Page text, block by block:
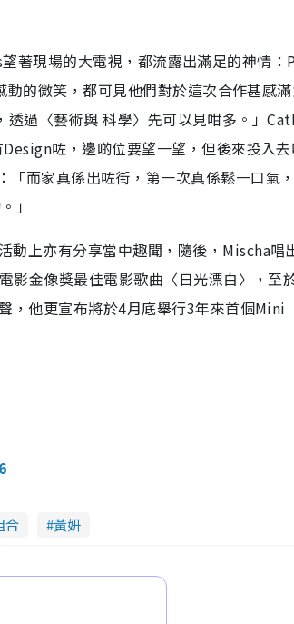
著現場的大電視，都流露出滿足的神情
的微笑，都可見他們對於這次合作甚感
過〈藝術與 科學〉先可以見咁多。」
咗，邊啲位要望一望，但後來投入
而家真係出咗街，第一次真係鬆一口氣
」
動上亦有分享當中趣聞，隨後，Mischa唱
影金像獎最佳電影歌曲〈日光漂白〉，至
，他更宣布將於4月底舉行3年來首個Mini
合 黃妍